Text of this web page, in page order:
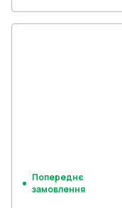
Попереднє
замовлення